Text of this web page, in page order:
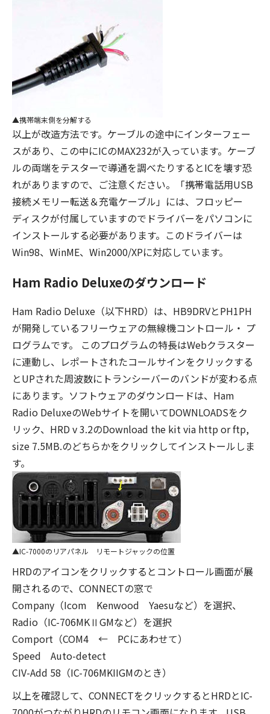
携帯端末側を分解する
以上が改造方法です。ケーブルの途中にインターフェー
スがあり、この中にICのMAX232が入っています。ケーブ
ルの両端をテスターで導通を調べたりするとICを壊す恐
れがありますので、ご注意ください。「携帯電話用USB
接続メモリー転送＆充電ケーブル」には、フロッピー
ディスクが付属していますのでドライバーをパソコンに
インストールする必要があります。このドライバーは
Win98、WinME、Win2000/XPに対応しています。
Ham Radio Deluxeのダウンロード
Ham Radio Deluxe（以下HRD）は、HB9DRVとPH1PH
が開発しているフリーウェアの無線機コントロール・ プ
ログラムです。 このプログラムの特長はWebクラスター
に連動し、レポートされたコールサインをクリックする
とUPされた周波数にトランシーバーのバンドが変わる点
にあります。ソフトウェアのダウンロードは、Ham
Radio DeluxeのWebサイトを開いてDOWNLOADSをク
リック、HRD v 3.2のDownload the kit via http or ftp,
size 7.5MB.のどちらかをクリックしてインストールしま
す。
IC-7000のリアパネル リモートジャックの位置
HRDのアイコンをクリックするとコントロール画面が展
開されるので、CONNECTの窓で
Company（Icom Kenwood Yaesuなど）を選択、
Radio（IC-706MKⅡGMなど）を選択
Comport（COM4 ← PCにあわせて）
Speed Auto-detect
CIV-Add 58（IC-706MKIIGMのとき）
以上を確認して、CONNECTをクリックするとHRDとIC-